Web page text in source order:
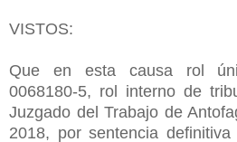
VISTOS:
Que en esta causa rol
0068180-5, rol interno de
Juzgado del Trabajo de
2018, por sentencia